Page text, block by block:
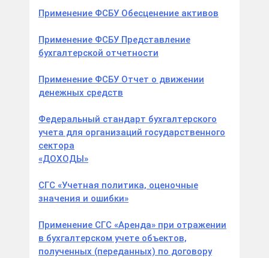
Применение ФСБУ Обесценение активов
Применение ФСБУ Представление
бухгалтерской отчетности
Применение ФСБУ Отчет о движении
денежных средств
Федеральный стандарт бухгалтерского
учета для организаций государственного
сектора
«ДОХОДЫ»
СГС «Учетная политика, оценочные
значения и ошибки»
Применение СГС «Аренда» при отражении
в бухгалтерском учете объектов,
полученных (переданных) по договору